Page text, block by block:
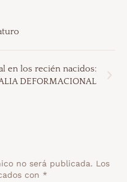
en los recién nacidos:
DEFORMACIONAL
no será publicada. Los
con *